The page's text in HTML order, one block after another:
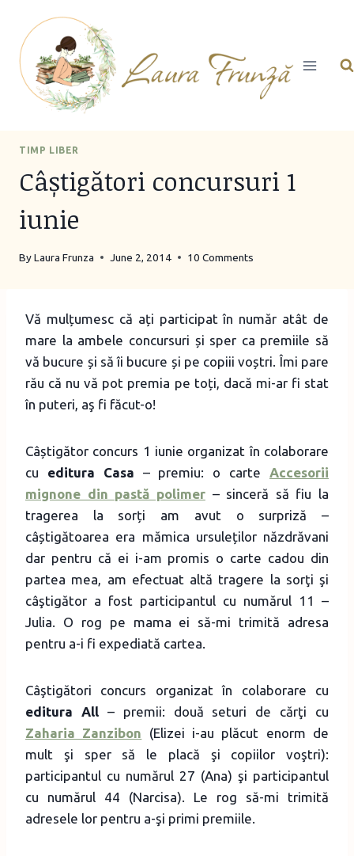
content
TIMP LIBER
Câștigători concursuri 1
iunie
ByLaura Frunza June 2, 2014 10 Comments
Vă mulțumesc că ați participat în număr atât de
mare la ambele concursuri și sper ca premiile să
vă bucure și să îi bucure și pe copiii voștri. Îmi pare
rău că nu vă pot premia pe toți, dacă mi-ar fi stat
în puteri, aş fi făcut-o!
Câștigător concurs 1 iunie organizat în colaborare
cu editura Casa – premiu: o carteAccesorii
mignone din pastă polimer– sinceră să fiu la
tragerea la sorți am avut o surpriză –
câștigătoarea era mămica ursuleților năzdrăvani
dar pentru că ei i-am promis o carte cadou din
partea mea, am efectuat altă tragere la sorţi şi
câştigător a fost participantul cu numărul 11 –
Julia. O rog pe mama ei să-mi trimită adresa
pentru a-i fi expediată cartea.
Câştigători concurs organizat în colaborare cu
editura All– premii: două seturi de cărţi cu
Zaharia Zanzibon (Elizei i-au plăcut enorm de
mult şi sper să le placă şi copiilor voştri):
participantul cu numărul 27 (Ana) şi participantul
cu numărul 44 (Narcisa). Le rog să-mi trimită
adresele lor pentru a-şi primi premiile.